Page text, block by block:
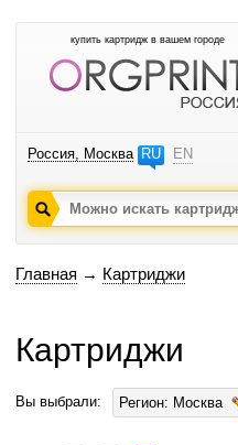
купить картридж в вашем городе
Россия, Москва RU EN
Главная → Картриджи
Картриджи
Вы выбрали: Регион: Москва